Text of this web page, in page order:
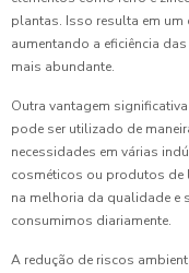
plantas. Isso resulta em
aumentando a eficiência
mais abundante.
Outra vantagem
pode ser utilizado de
necessidades em várias
cosméticos ou produtos de
na melhoria da qualidade e
consumimos diariamente.
A redução de riscos